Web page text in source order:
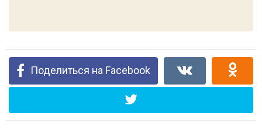
Поделиться на Facebook